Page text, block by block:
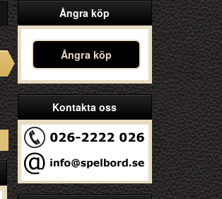
Ångra köp
Ångra köp
Kontakta oss